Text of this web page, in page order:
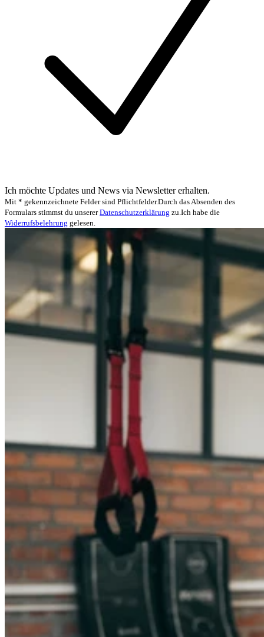
Ich möchte Updates und News via Newsletter erhalten.
Mit * gekennzeichnete Felder sind Pflichtfelder.Durch das Absenden des
Formulars stimmst du unserer Datenschutzerklärung zu. Ich habe die
Widerrufsbelehrung gelesen.